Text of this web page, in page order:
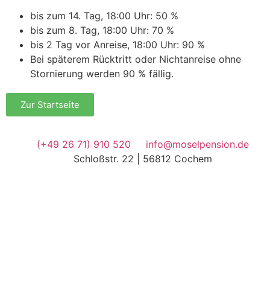
bis zum 14. Tag, 18:00 Uhr: 50 %
bis zum 8. Tag, 18:00 Uhr: 70 %
bis 2 Tag vor Anreise, 18:00 Uhr: 90 %
Bei späterem Rücktritt oder Nichtanreise ohne
Stornierung werden 90 % fällig.
Zur Startseite
(+49 26 71) 910 520
info@moselpension.de
Schloßstr. 22 | 56812 Cochem